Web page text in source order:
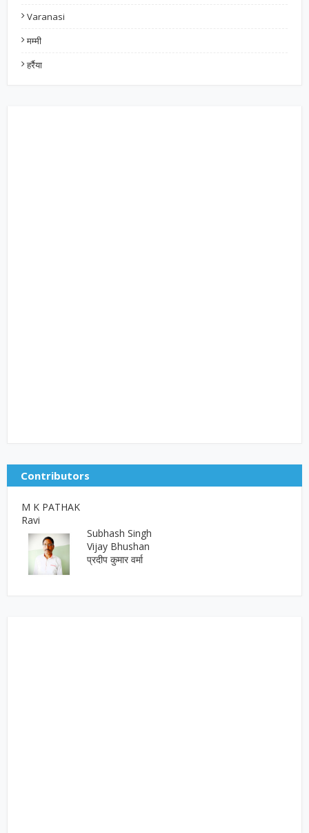
Varanasi
मम्मी
हर्रैया
Contributors
M K PATHAK
Ravi
Subhash Singh
Vijay Bhushan
प्रदीप कुमार वर्मा